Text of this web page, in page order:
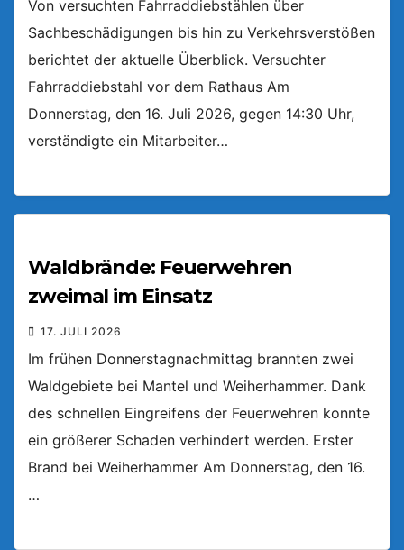
Von versuchten Fahrraddiebstählen über
Sachbeschädigungen bis hin zu Verkehrsverstößen
berichtet der aktuelle Überblick. Versuchter
Fahrraddiebstahl vor dem Rathaus Am
Donnerstag, den 16. Juli 2026, gegen 14:30 Uhr,
verständigte ein Mitarbeiter…
Waldbrände: Feuerwehren
zweimal im Einsatz
17. JULI 2026
Im frühen Donnerstagnachmittag brannten zwei
Waldgebiete bei Mantel und Weiherhammer. Dank
des schnellen Eingreifens der Feuerwehren konnte
ein größerer Schaden verhindert werden. Erster
Brand bei Weiherhammer Am Donnerstag, den 16.
…